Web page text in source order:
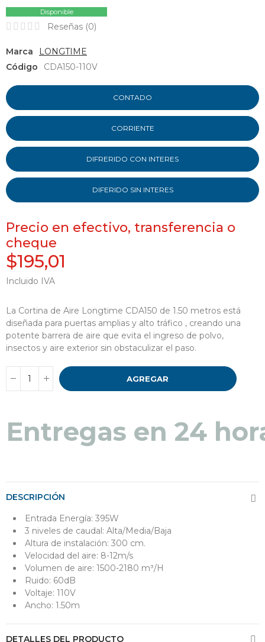
Disponible
Reseñas (0)
Marca
LONGTIME
Código
CDA150-110V
CONTADO
CORRIENTE
DIFRERIDO CON INTERES
DIFERIDO SIN INTERES
Precio en efectivo, transferencia o
cheque
$195,01
Incluido IVA
La Cortina de Aire Longtime CDA150 de 1.50 metros está
diseñada para puertas amplias y alto tráfico , creando una
potente barrera de aire que evita el ingreso de polvo,
insectos y aire exterior sin obstaculizar el paso.
AGREGAR
Entregas en 24
DESCRIPCIÓN
Entrada Energía: 395W
3 niveles de caudal: Alta/Media/Baja
Altura de instalación: 300 cm.
Velocidad del aire: 8-12m/s
Volumen de aire: 1500-2180 m³/H
Ruido: 60dB
Voltaje: 110V
Ancho: 1.50m
DETALLES DEL PRODUCTO